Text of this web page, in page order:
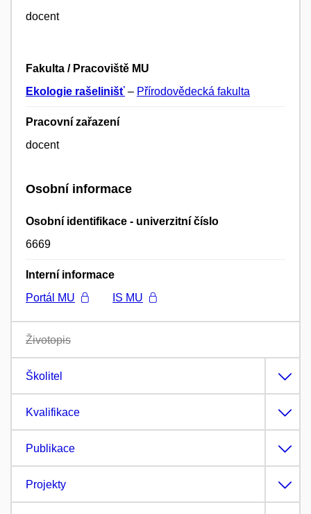
docent
Fakulta / Pracoviště MU
Ekologie rašelinišť – Přírodovědecká fakulta
Pracovní zařazení
docent
Osobní informace
Osobní identifikace - univerzitní číslo
6669
Interní informace
Portál MU
IS MU
Životopis
Školitel
Kvalifikace
Publikace
Projekty